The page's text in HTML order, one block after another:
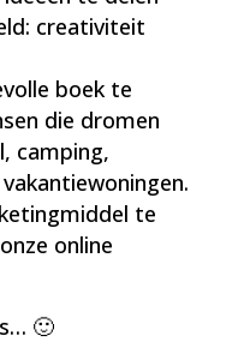
creativiteit
boek te
die dromen
camping,
te
online
🙂